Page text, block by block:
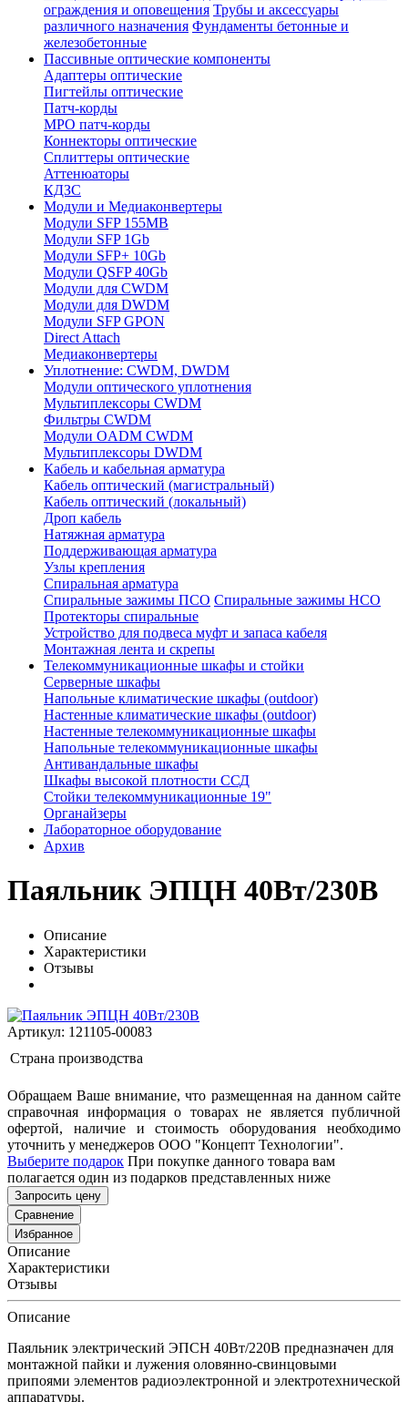
ограждения и оповещения Трубы и аксессуары
различного назначения Фундаменты бетонные и
железобетонные
Пассивные оптические компоненты
Адаптеры оптические
Пигтейлы оптические
Патч-корды
MPO патч-корды
Коннекторы оптические
Сплиттеры оптические
Аттенюаторы
КДЗС
Модули и Медиаконвертеры
Модули SFP 155MB
Модули SFP 1Gb
Модули SFP+ 10Gb
Модули QSFP 40Gb
Модули для CWDM
Модули для DWDM
Модули SFP GPON
Direct Attach
Медиаконвертеры
Уплотнение: CWDM, DWDM
Модули оптического уплотнения
Мультиплексоры CWDM
Фильтры CWDM
Модули OADM CWDM
Мультиплексоры DWDM
Кабель и кабельная арматура
Кабель оптический (магистральный)
Кабель оптический (локальный)
Дроп кабель
Натяжная арматура
Поддерживающая арматура
Узлы крепления
Спиральная арматура
Спиральные зажимы ПСО Спиральные зажимы НСО
Протекторы спиральные
Устройство для подвеса муфт и запаса кабеля
Монтажная лента и скрепы
Телекоммуникационные шкафы и стойки
Серверные шкафы
Напольные климатические шкафы (outdoor)
Настенные климатические шкафы (outdoor)
Настенные телекоммуникационные шкафы
Напольные телекоммуникационные шкафы
Антивандальные шкафы
Шкафы высокой плотности ССД
Стойки телекоммуникационные 19"
Органайзеры
Лабораторное оборудование
Архив
Паяльник ЭПЦН 40Вт/230В
Описание
Характеристики
Отзывы
Артикул: 121105-00083
Страна производства
Обращаем Ваше внимание, что размещенная на данном сайте
справочная информация о товарах не является публичной
офертой, наличие и стоимость оборудования необходимо
уточнить у менеджеров ООО "Концепт Технологии".
Выберите подарок При покупке данного товара вам
полагается один из подарков представленных ниже
Запросить цену
Сравнение
Избранное
Описание
Характеристики
Отзывы
Описание
Паяльник электрический ЭПСН 40Вт/220В предназначен для
монтажной пайки и лужения оловянно-свинцовыми
припоями элементов радиоэлектронной и электротехнической
аппаратуры.